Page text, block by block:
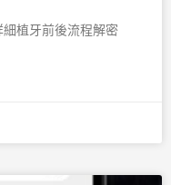
植牙前後流程解密